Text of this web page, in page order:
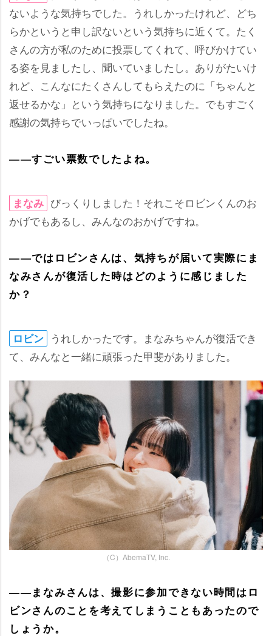
ないような気持ちでした。うれしかったけれど、どち
らかというと申し訳ないという気持ちに近くて。たく
さんの方が私のために投票してくれて、呼びかけてい
る姿を見ましたし、聞いていましたし。ありがたいけ
れど、こんなにたくさんしてもらえたのに「ちゃんと
返せるかな」という気持ちになりました。でもすごく
感謝の気持ちでいっぱいでしたね。
――すごい票数でしたよね。
まなみ びっくりしました！それこそロビンくんのお
かげでもあるし、みんなのおかげですね。
――ではロビンさんは、気持ちが届いて実際にま
なみさんが復活した時はどのように感じました
か？
ロビン うれしかったです。まなみちゃんが復活でき
て、みんなと一緒に頑張った甲斐がありました。
（C）AbemaTV, Inc.
――まなみさんは、撮影に参加できない時間はロ
ビンさんのことを考えてしまうこともあったので
しょうか。